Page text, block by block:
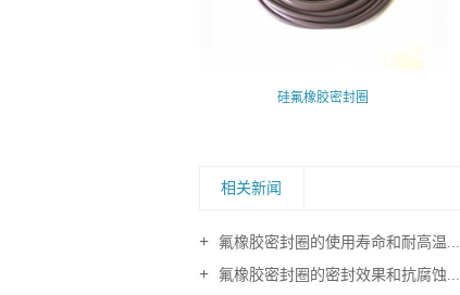
硅氟橡胶密封圈
相关新闻
氟橡胶密封圈的使用寿命和耐高温...
氟橡胶密封圈的密封效果和抗腐蚀...